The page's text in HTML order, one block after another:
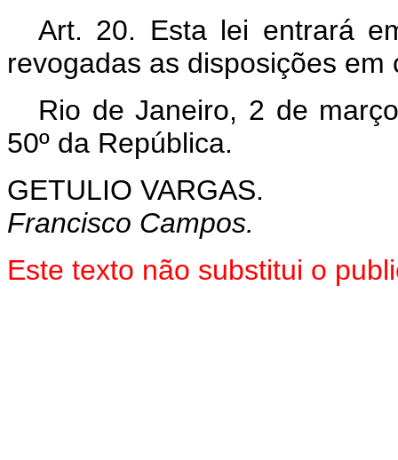
Art. 20. Esta lei entrará
revogadas as disposições em
Rio de Janeiro, 2 de
50º da República.
GETULIO VARGAS.
Francisco Campos.
Este texto não substitui o